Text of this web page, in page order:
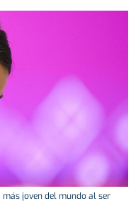
joven del mundo al ser